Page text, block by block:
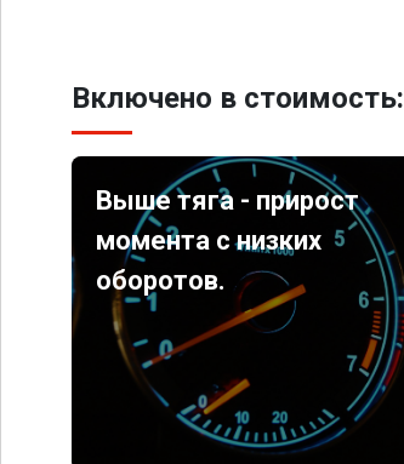
Включено в стоимость:
Выше тяга - прирост
момента с низких
оборотов.